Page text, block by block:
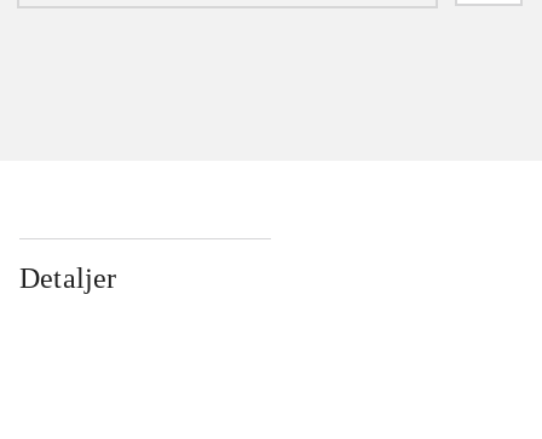
Detaljer